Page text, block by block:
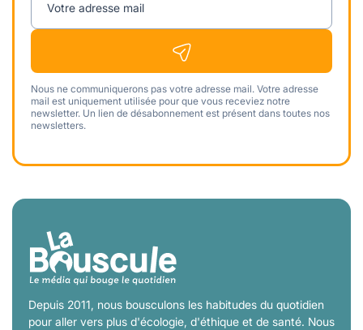
Votre adresse mail
Nous ne communiquerons pas votre adresse mail. Votre adresse
mail est uniquement utilisée pour que vous receviez notre
newsletter. Un lien de désabonnement est présent dans toutes nos
newsletters.
Depuis 2011, nous bousculons les habitudes du quotidien
pour aller vers plus d'écologie, d'éthique et de santé. Nous